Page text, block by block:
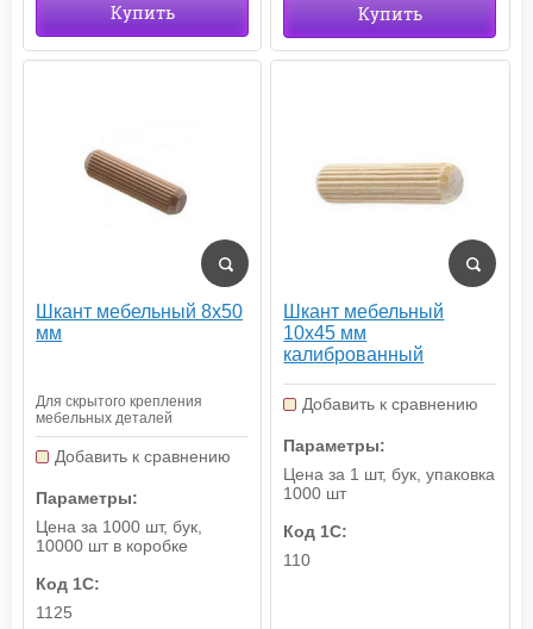
Купить Купить
Шкант мебельный 8х50
мм
Для скрытого крепления
мебельных деталей
Добавить к сравнению
Параметры:
Цена за 1000 шт, бук,
10000 шт в коробке
Код 1С:
1125
Шкант мебельный
10х45 мм
калиброванный
Добавить к сравнению
Параметры:
Цена за 1 шт, бук, упаковка
1000 шт
Код 1С:
110